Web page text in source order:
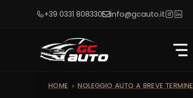
+39 0331 808330 info@gcauto.it
HOME NOLEGGIO AUTO A BREVE TERMINE